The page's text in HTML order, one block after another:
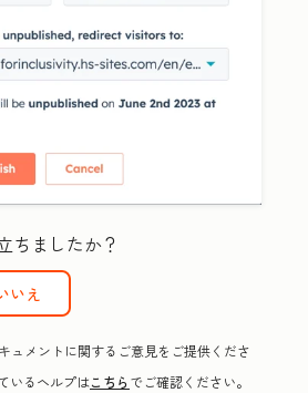
ちましたか？
いえ
ュメントに関するご意見をご提供くださ
いるヘルプはこちらでご確認ください。